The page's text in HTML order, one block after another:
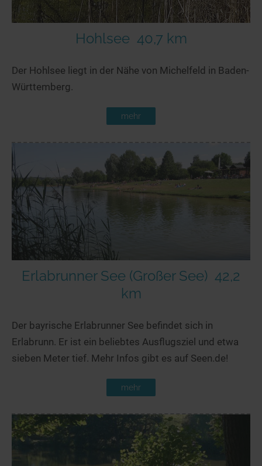
Hohlsee 40,7 km
Der Hohlsee liegt in der Nähe von Michelfeld in Baden-
Württemberg.
mehr
Erlabrunner See (Großer See) 42,2
km
Der bayrische Erlabrunner See befindet sich in
Erlabrunn. Er ist ein beliebtes Ausflugsziel und etwa
sieben Meter tief. Mehr Infos gibt es auf Seen.de!
mehr